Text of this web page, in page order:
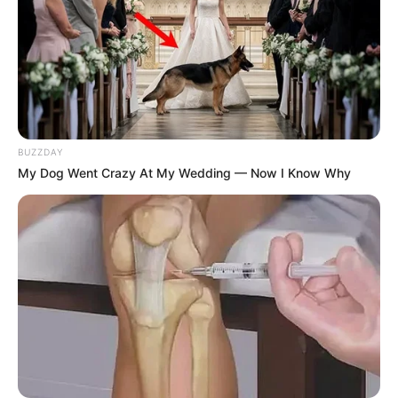
A lap szerint az Európai Bizottságnál úgy
számolnak, hogy Magyarország a hitelkeret egy
bizonyos részét nem fogja tudni lehívni.
BUZZDAY
My Dog Went Crazy At My Wedding — Now I Know Why